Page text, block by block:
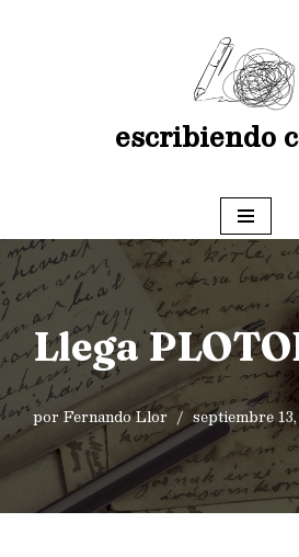
escribiendo
Llega
porFernando Llor septiembre